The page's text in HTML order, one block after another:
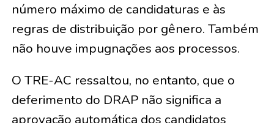
número máximo de candidaturas e às
regras de distribuição por gênero. Também
não houve impugnações aos processos.
O TRE-AC ressaltou, no entanto, que o
deferimento do DRAP não significa a
aprovação automática dos candidatos